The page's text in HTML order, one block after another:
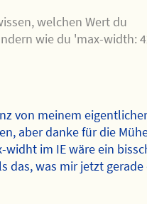
welchen Wert du
wie du 'max-width:
von meinem
aber danke für die
widht im IE wäre ein
das, was mir jetzt